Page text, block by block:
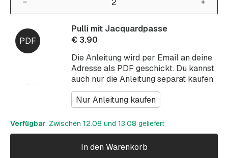
Die Anleitung wird per Email an deine
Adresse als PDF geschickt. Du kannst
auch nur die Anleitung separat kaufen
Nur Anleitung kaufen
Pulli mit Jacquardpasse
€ 3.90
Verfügbar, Zwischen 12.08 und 13.08 geliefert
In den Warenkorb